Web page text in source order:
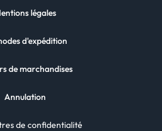
légales
d'expédition
de marchandises
Annulation
de confidentialité